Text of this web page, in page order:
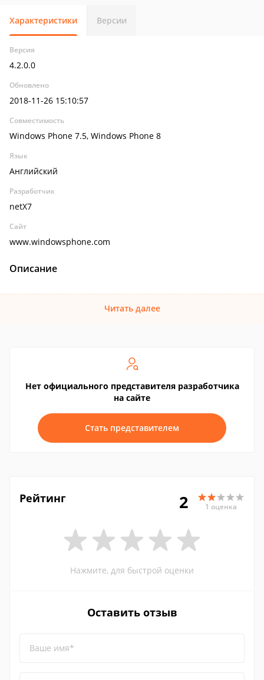
Характеристики Версии
Версия
4.2.0.0
Обновлено
2018-11-26 15:10:57
Совместимость
Windows Phone 7.5, Windows Phone 8
Язык
Английский
Разработчик
netX7
Сайт
www.windowsphone.com
Описание
Читать далее
Нет официального представителя разработчика
на сайте
Стать представителем
Рейтинг 2 1 оценка
Нажмите, для быстрой оценки
Оставить отзыв
Ваше имя*